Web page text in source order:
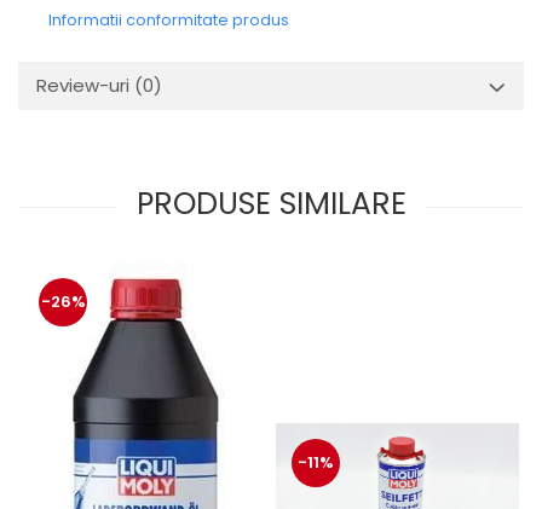
Cilindri si burdufuri protectie
Informatii conformitate produs
Review-uri (0)
PRODUSE SIMILARE
-26%
-11%